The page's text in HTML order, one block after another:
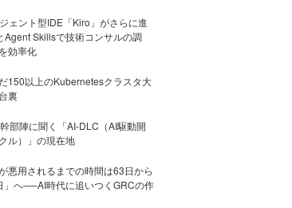
ェント型IDE「Kiro」がさらに進
Agent Skillsで技術コンサルの調
効率化
150以上のKubernetesクラスタ大
裏
部陣に聞く「AI-DLC（AI駆動開
ル）」の現在地
悪用されるまでの時間は63日から
」へ──AI時代に追いつくGRCの作